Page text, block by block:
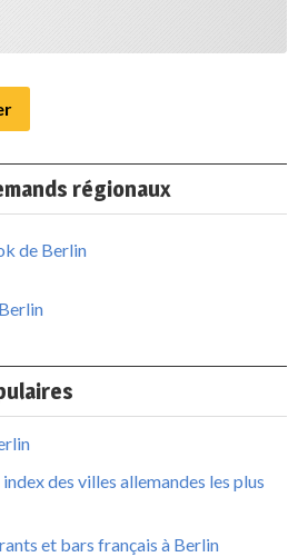
régionaux
de Berlin
des villes allemandes les plus
et bars français à Berlin